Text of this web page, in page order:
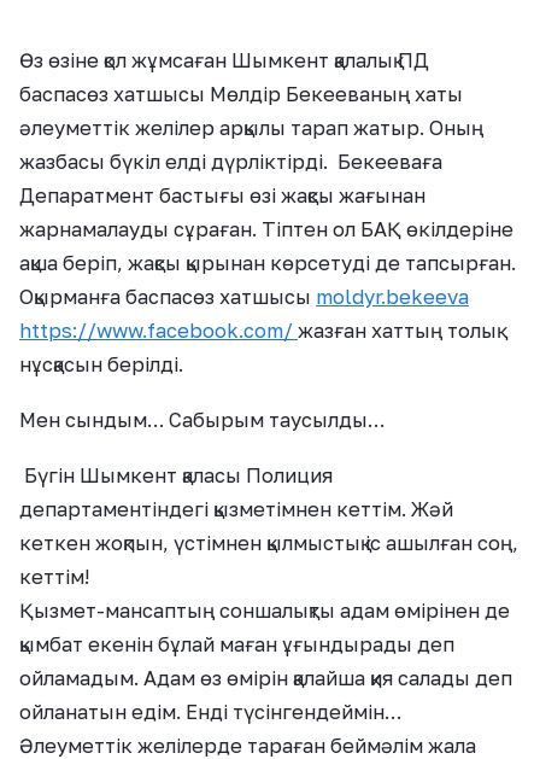
Өз өзіне қол жұмсаған Шымкент қалалық ПД
баспасөз хатшысы Мөлдір Бекееваның хаты
әлеуметтік желілер арқылы тарап жатыр. Оның
жазбасы бүкіл елді дүрліктірді. Бекееваға
Депаратмент бастығы өзі жақсы жағынан
жарнамалауды сұраған. Тіптен ол БАҚ өкілдеріне
ақша беріп, жақсы қырынан көрсетуді де тапсырған.
Оқырманға баспасөз хатшысы moldyr.bekeeva
https://www.facebook.com/ жазған хаттың толық
нұсқасын берілді.
Мен сындым… Сабырым таусылды…
Бүгін Шымкент қаласы Полиция
департаментіндегі қызметімнен кеттім. Жәй
кеткен жоқпын, үстімнен қылмыстық іс ашылған соң,
кеттім!
Қызмет-мансаптың соншалықты адам өмірінен де
қымбат екенін бұлай маған ұғындырады деп
ойламадым. Адам өз өмірін қалайша қия салады деп
ойланатын едім. Енді түсінгендеймін…
Әлеуметтік желілерде тараған беймәлім жала